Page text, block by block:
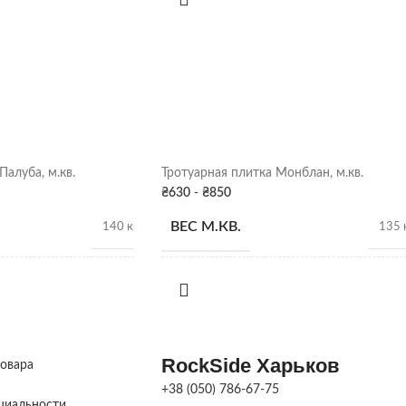
м.кв.
140 кг
,
Тротуарная плитка Монблан, м.кв.
₴630 - ₴850
ВЕС М.КВ. 135
КОЛ-ВО В ПОДДОНЕ
RockSide Харьков
+38 (050) 786-67-75